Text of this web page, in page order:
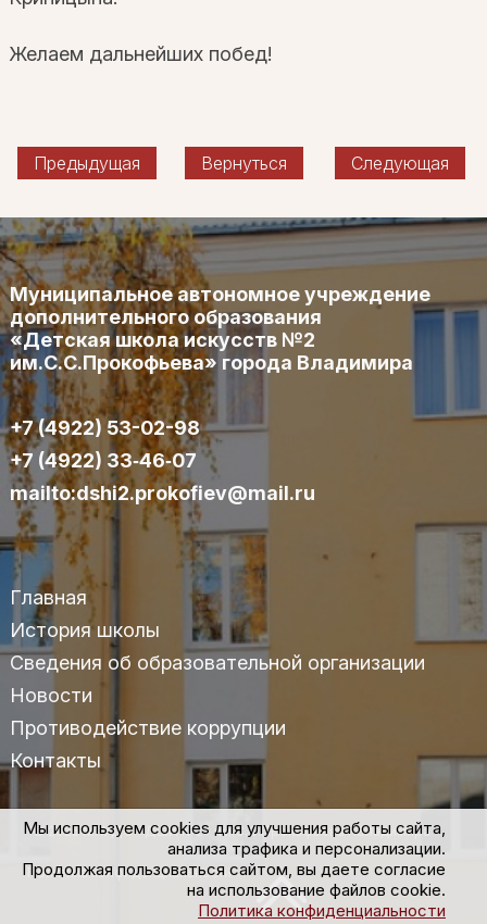
Мы используем cookies для улучшения работы сайта,
анализа трафика и персонализации.
Продолжая пользоваться сайтом, вы даете согласие
на использование файлов cookie.
Политика конфиденциальности
Желаем дальнейших побед!
Предыдущая Вернуться Следующая
Муниципальное автономное учреждение
дополнительного образования
«Детская школа искусств №2
им.С.С.Прокофьева» города Владимира
+7 (4922) 53-02-98
+7 (4922) 33‑46‑07
mailto:dshi2.prokofiev@mail.ru
Главная
История школы
Сведения об образовательной организации
Новости
Противодействие коррупции
Контакты
© 2025 МАУДО «ДШИ №2» им.С.С.Прокофьева г.Владимира
Политика конфиденциальности